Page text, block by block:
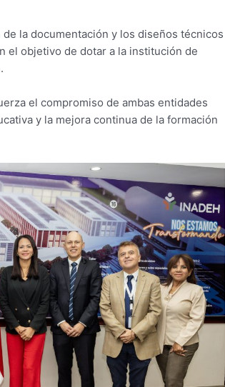
la documentación y los diseños técnicos
el objetivo de dotar a la institución de
el compromiso de ambas entidades
y la mejora continua de la formación